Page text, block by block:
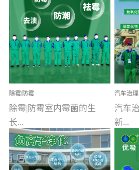
空气污染净化治理）工业
文明的进步，创造了多姿
多彩的家居产品和生活情
调，但也带来了以甲醛为
首的室内...
用行
液，
毒的
液来
除霉|防霉
除霉|防霉室内霉菌的生
长...
受温度、湿度、基质养
汽车治理
汽车
新...
装修